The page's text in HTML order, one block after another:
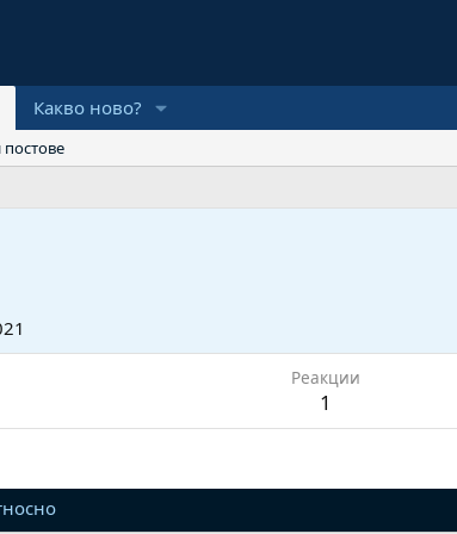
Какво ново?
Реакции
1